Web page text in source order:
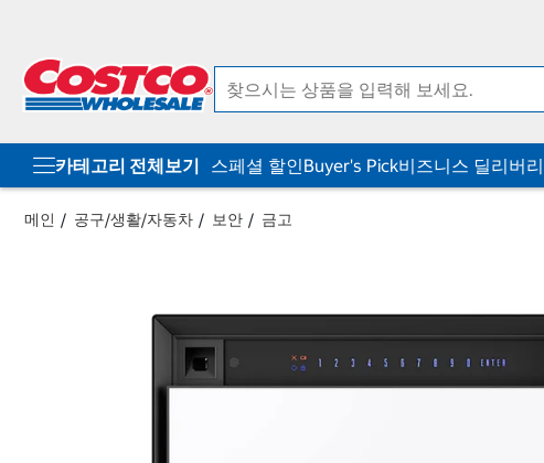
카테고리 전체보기 스페셜 할인Buyer's Pick비즈니스 딜리버리
메인 공구/생활/자동차 보안 금고